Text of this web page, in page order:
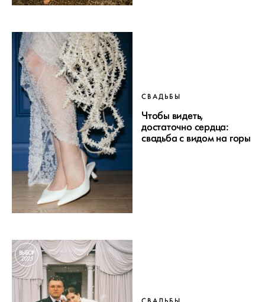
СВАДЬБЫ
Чтобы видеть,
достаточно сердца:
свадьба с видом на горы
ВЫБОР
2025